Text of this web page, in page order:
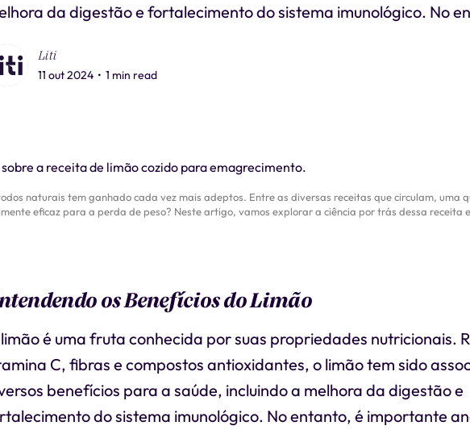
da digestão e fortalecimento do sistema imunológico. No
Liti
11 out 2024 • 1 min read
naturais tem ganhado cada vez mais adeptos. Entre as diversas receitas que circulam, uma
eficaz para a perda de peso? Neste artigo, vamos explorar a ciência por trás dessa receita
os Benefícios do Limão
é uma fruta conhecida por suas propriedades nutricionais.
C, fibras e compostos antioxidantes, o limão tem sido
benefícios para a saúde, incluindo a melhora da digestão e
do sistema imunológico. No entanto, é importante